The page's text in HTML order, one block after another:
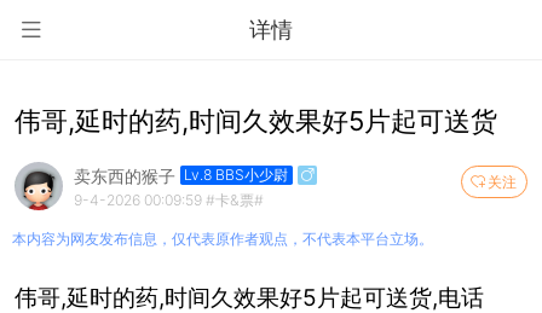
详情
伟哥,延时的药,时间久效果好5片起可送货
关注
卖东西的猴子 Lv.8 BBS小少尉
9-4-2026 00:09:59 #卡&票#
本内容为网友发布信息，仅代表原作者观点，不代表本平台立场。
伟哥,延时的药,时间久效果好5片起可送货,电话